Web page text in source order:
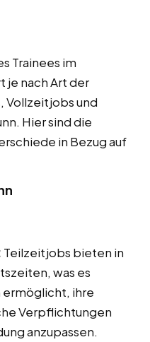
Trainees im
je nach Art der
Vollzeitjobs und
Hier sind die
in Bezug auf
Teilzeitjobs bieten in
was es
ermöglicht, ihre
Verpflichtungen
anzupassen.